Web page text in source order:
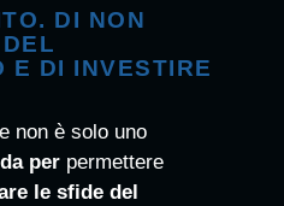
DI NON
E DI INVESTIRE
non è solo uno
perpermettere
le sfide del